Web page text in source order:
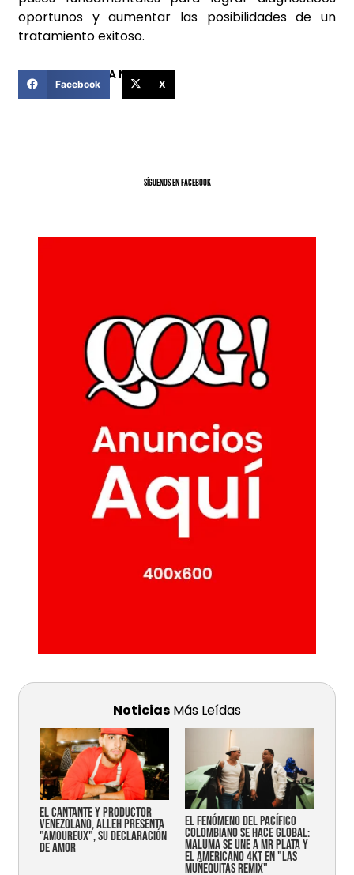
oportunos y aumentar las posibilidades de un
tratamiento exitoso.
COMPARTIR ESTA NOTICIA
Facebook X
SíGUENOS EN FACEBOOK
Noticias Más Leídas
EL CANTANTE Y PRODUCTOR
VENEZOLANO, ALLEH PRESENTA
"AMOUREUX", SU DECLARACIÓN
DE AMOR
EL FENÓMENO DEL PACÍFICO
COLOMBIANO SE HACE GLOBAL:
MALUMA SE UNE A MR PLATA Y
EL AMERICANO 4KT EN "LAS
MUÑEQUITAS REMIX"